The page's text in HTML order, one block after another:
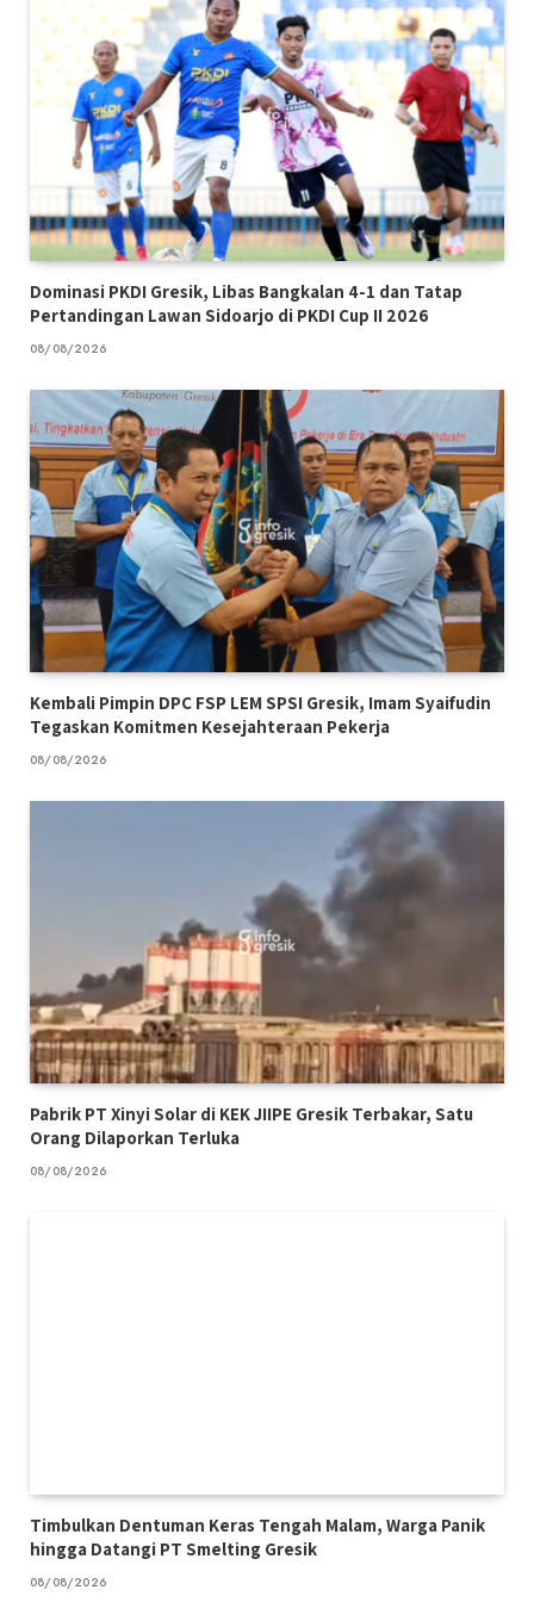
Dominasi PKDI Gresik, Libas Bangkalan 4-1 dan Tatap
Pertandingan Lawan Sidoarjo di PKDI Cup II 2026
08/08/2026
Kembali Pimpin DPC FSP LEM SPSI Gresik, Imam Syaifudin
Tegaskan Komitmen Kesejahteraan Pekerja
08/08/2026
Pabrik PT Xinyi Solar di KEK JIIPE Gresik Terbakar, Satu
Orang Dilaporkan Terluka
08/08/2026
Timbulkan Dentuman Keras Tengah Malam, Warga Panik
hingga Datangi PT Smelting Gresik
08/08/2026